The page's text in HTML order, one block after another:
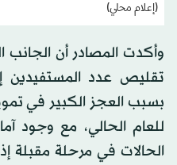
(إعلام محلي)
وأكدت المصادر أن
تقليص عدد المستفيدين
بسبب العجز الكبير في
للعام الحالي، مع وجود
الحالات في مرحلة مقبلة